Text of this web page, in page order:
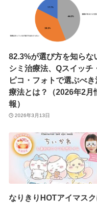
82.3%が選び方を知らな
シミ治療法、Qスイッチ
ピコ・フォトで選ぶべき
療法とは？（2026年2月
報）
2026年3月13日
なりきりHOTアイマス